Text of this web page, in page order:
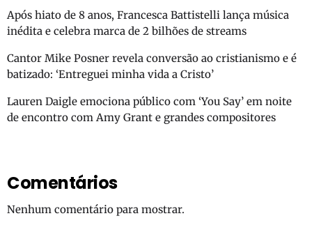
Após hiato de 8 anos, Francesca Battistelli lança música
inédita e celebra marca de 2 bilhões de streams
Cantor Mike Posner revela conversão ao cristianismo e é
batizado: ‘Entreguei minha vida a Cristo’
Lauren Daigle emociona público com ‘You Say’ em noite
de encontro com Amy Grant e grandes compositores
Comentários
Nenhum comentário para mostrar.